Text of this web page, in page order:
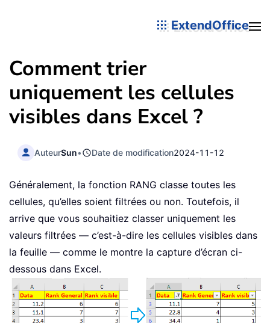
ExtendOffice
Comment trier
uniquement les cellules
visibles dans Excel ?
AuteurSun• Date de modification2024-11-12
Généralement, la fonction RANG classe toutes les
cellules, qu’elles soient filtrées ou non. Toutefois, il
arrive que vous souhaitiez classer uniquement les
valeurs filtrées — c’est-à-dire les cellules visibles dans
la feuille — comme le montre la capture d’écran ci-
dessous dans Excel.